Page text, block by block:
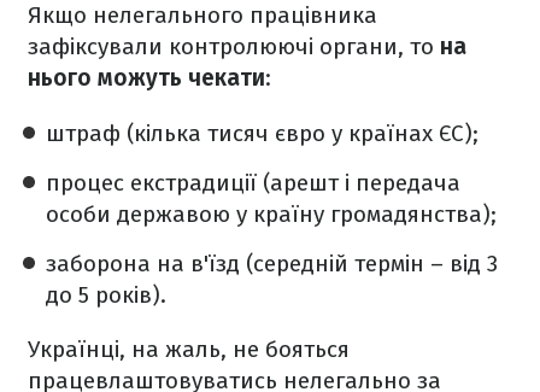
Якщо нелегального працівника
зафіксували контролюючі органи, то на
нього можуть чекати:
штраф (кілька тисяч євро у країнах ЄС);
процес екстрадиції (арешт і передача
особи державою у країну громадянства);
заборона на в'їзд (середній термін – від 3
до 5 років).
Українці, на жаль, не бояться
працевлаштовуватись нелегально за